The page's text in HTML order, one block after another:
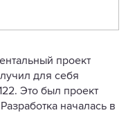
проект
для себя
Это был проект
началась в